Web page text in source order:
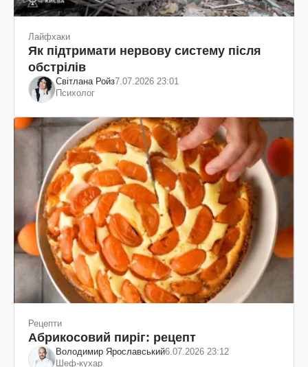
Лайфхаки
Як підтримати нервову систему після
обстрілів
Світлана Ройз7.07.2026 23:01
Психолог
Рецепти
Абрикосовий пиріг: рецепт
Володимир Ярославський6.07.2026 23:12
Шеф-кухар